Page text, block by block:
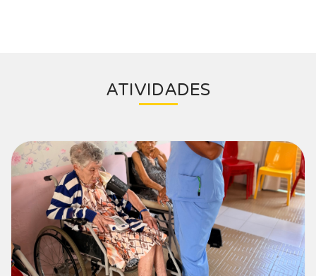
ATIVIDADES